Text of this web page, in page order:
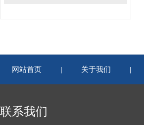
网站首页 | 关于我们 |
联系我们